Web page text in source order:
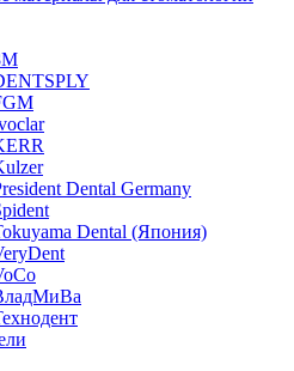
Dental Germany
Dental (Япония)